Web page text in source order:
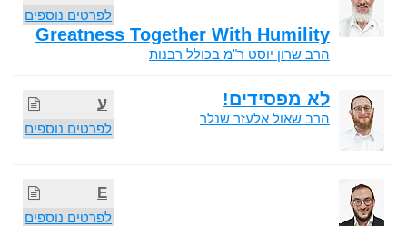
לפרטים נוספים
Greatness Together With Humility
הרב שרון יוסט ר"מ בכולל רבנות
ע
לפרטים נוספים
לא מפסידים!
הרב שאול אלעזר שנלר
E
לפרטים נוספים